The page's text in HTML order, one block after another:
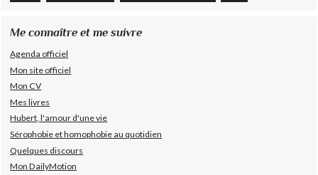
Me connaître et me suivre
Agenda officiel
Mon site officiel
Mon CV
Mes livres
Hubert, l'amour d'une vie
Sérophobie et homophobie au quotidien
Quelques discours
Mon DailyMotion